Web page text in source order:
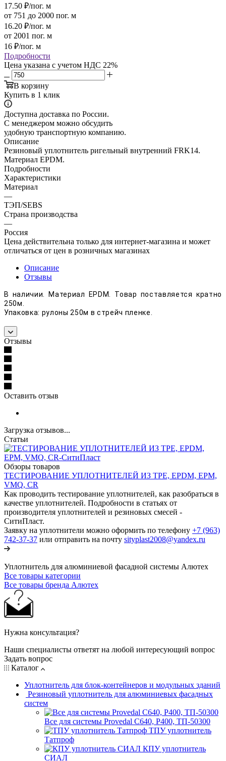
17.50 ₽/пог. м
от 751 до 2000 пог. м
16.20 ₽/пог. м
от 2001 пог. м
16 ₽/пог. м
Подробности
Цена указана с учетом НДС 22%
В корзину
Купить в 1 клик
Доступна доставка по России.
С менеджером можно обсудить
удобную транспортную компанию.
Описание
Резиновый уплотнитель ригельный внутренний FRK14.
Материал EPDM.
Подробности
Характеристики
Материал
—
ТЭП/SEBS
Страна производства
—
Россия
Цена действительна только для интернет-магазина и может
отличаться от цен в розничных магазинах
Описание
Отзывы
В наличии.
Материал EPDM. Товар поставляется кратно
250м.
Упаковка: рулоны 250м в стрейч пленке.
Отзывы
Оставить отзыв
Загрузка отзывов...
Статьи
Обзоры товаров
ТЕСТИРОВАНИЕ УПЛОТНИТЕЛЕЙ ИЗ TPE, EPDM, EPM,
VMQ, CR
Как проводить тестирование уплотнителей, как разобраться в
качестве уплотнителей. Подробности в статьях от
производителя уплотнителей и резиновых смесей -
СитиПласт.
Заявку на уплотнители можно оформить по телефону +7 (963)
742-37-37 или отправить на почту sityplast2008@yandex.ru
Уплотнитель для алюминиевой фасадной системы Алютех
Все товары категории
Все товары бренда Алютех
Нужна консультация?
Наши специалисты ответят на любой интересующий вопрос
Задать вопрос
Каталог
Уплотнитель для блок-контейнеров и модульных зданий
Резиновый уплотнитель для алюминиевых фасадных
систем
Все для системы Provedal С640, Р400, ТП-50300
ТПУ уплотнитель
Татпроф
КПУ уплотнитель
СИАЛ